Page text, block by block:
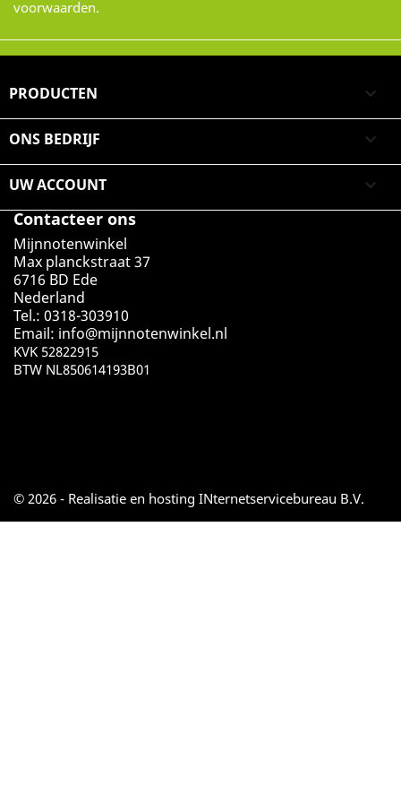
voorwaarden.
PRODUCTEN 
ONS BEDRIJF 
UW ACCOUNT

Contacteer ons
Mijnnotenwinkel
Max planckstraat 37
6716 BD Ede
Nederland
Tel.: 0318-303910
Email: info@mijnnotenwinkel.nl
KVK 52822915
BTW NL850614193B01
© 2026 - Realisatie en hosting INternetservicebureau B.V.